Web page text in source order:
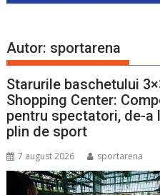
Autor: sportarena
Starurile baschetului
Shopping Center:
pentru spectatori, de-a
plin de sport
7 august 2026 sportarena